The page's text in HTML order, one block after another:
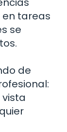
tareas
se
de